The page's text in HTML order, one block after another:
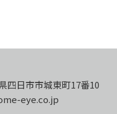
四日市市城東町17番10
eye.co.jp